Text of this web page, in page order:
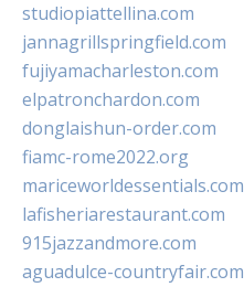
studiopiattellina.com
jannagrillspringfield.com
fujiyamacharleston.com
elpatronchardon.com
donglaishun-order.com
fiamc-rome2022.org
mariceworldessentials.com
lafisheriarestaurant.com
915jazzandmore.com
aguadulce-countryfair.com